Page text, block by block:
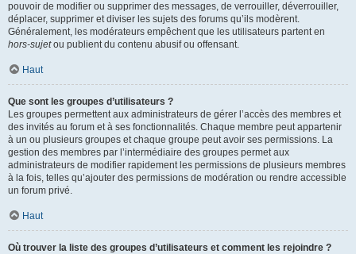
pouvoir de modifier ou supprimer des messages, de verrouiller, déverrouiller,
déplacer, supprimer et diviser les sujets des forums qu’ils modèrent.
Généralement, les modérateurs empêchent que les utilisateurs partent en
hors-sujetou publient du contenu abusif ou offensant.
Haut
Que sont les groupes d’utilisateurs ?
Les groupes permettent aux administrateurs de gérer l’accès des membres et
des invités au forum et à ses fonctionnalités. Chaque membre peut appartenir
à un ou plusieurs groupes et chaque groupe peut avoir ses permissions. La
gestion des membres par l’intermédiaire des groupes permet aux
administrateurs de modifier rapidement les permissions de plusieurs membres
à la fois, telles qu’ajouter des permissions de modération ou rendre accessible
un forum privé.
Haut
Où trouver la liste des groupes d’utilisateurs et comment les rejoindre ?